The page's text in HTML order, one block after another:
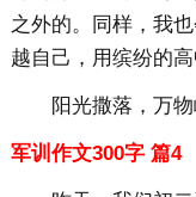
之外的。同样，我
越自己，用缤纷的
阳光撒落，万
军训作文300字 篇4